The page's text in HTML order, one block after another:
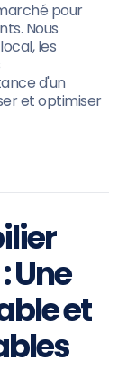
pour
Nous
les
d'un
et optimiser
Une
et